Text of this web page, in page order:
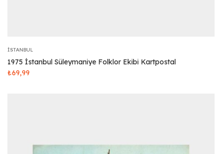
İSTANBUL
1975 İstanbul Süleymaniye Folklor Ekibi Kartpostal
₺69,99